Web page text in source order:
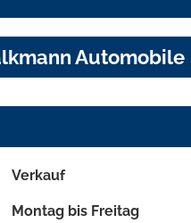
Automobile
Verkauf
Montag bis Freitag